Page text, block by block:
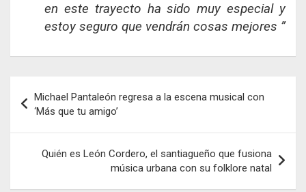
en este trayecto ha sido muy especial y
estoy seguro que vendrán cosas mejores ”
de
entradas
Michael Pantaleón regresa a la escena musical con
‘Más que tu amigo’
Quién es León Cordero, el santiagueño que fusiona
música urbana con su folklore natal